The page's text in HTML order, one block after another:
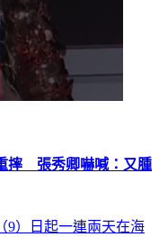
摔 張秀卿嚇喊：又腫
9）日起一連兩天在海